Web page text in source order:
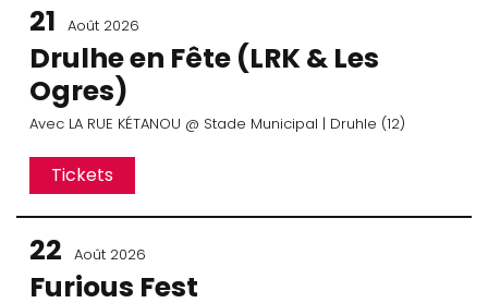
21 Août 2026
Drulhe en Fête (LRK & Les
Ogres)
Avec LA RUE KÉTANOU @ Stade Municipal | Druhle (12)
Tickets
22 Août 2026
Furious Fest